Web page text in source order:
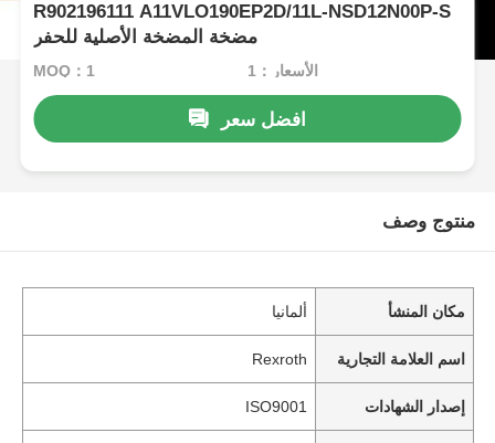
R902196111 A11VLO190EP2D/11L-NSD12N00P-S
مضخة المضخة الأصلية للحفر
MOQ：1 الأسعار：1
افضل سعر
منتوج وصف
مكان المنشأ ألمانيا
اسم العلامة التجارية Rexroth
إصدار الشهادات ISO9001